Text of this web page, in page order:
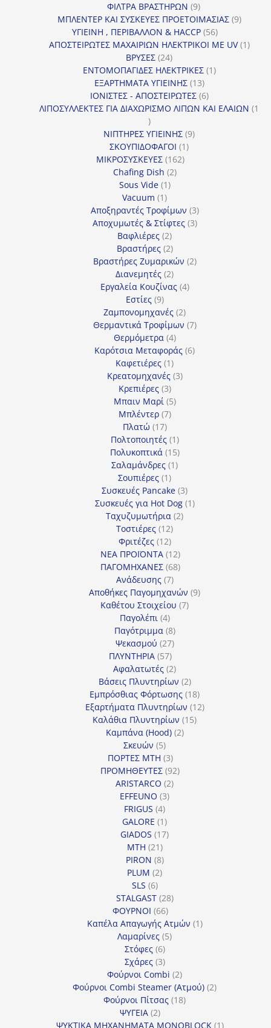
ΦΙΛΤΡΑ ΒΡΑΣΤΗΡΩΝ 99
προϊόντα
ΜΠΛΕΝΤΕΡ ΚΑΙ ΣΥΣΚΕΥΕΣ ΠΡΟΕΤΟΙΜΑΣΙΑΣ 99
ΥΓΙΕΙΝΗ , ΠΕΡΙΒΑΛΛΟΝ & HACCP 5656
προϊόντα
ΑΠΟΣΤΕΙΡΩΤΕΣ ΜΑΧΑΙΡΙΩΝ ΗΛΕΚΤΡΙΚΟΙ ΜΕ UV 11
ΒΡΥΣΕΣ 2424
προϊόντα
ΕΝΤΟΜΟΠΑΓΙΔΕΣ ΗΛΕΚΤΡΙΚΕΣ 11
ΕΞΑΡΤΗΜΑΤΑ ΥΓΙΕΙΝΗΣ 1313
προϊόντα
ΙΟΝΙΣΤΕΣ - ΑΠΟΣΤΕΙΡΩΤΕΣ 66
προϊόντα
ΛΙΠΟΣΥΛΛΕΚΤΕΣ ΓΙΑ ΔΙΑΧΩΡΙΣΜΟ ΛΙΠΩΝ ΚΑΙ ΕΛΑΙΩΝ 1
1
προϊόν
ΝΙΠΤΗΡΕΣ ΥΓΙΕΙΝΗΣ 99
ΣΚΟΥΠΙΔΟΦΑΓΟΙ 11
ΜΙΚΡΟΣΥΣΚΕΥΕΣ 162162
Chafing Dish 22
Sous Vide 11
Vacuum 11
προϊόν
Αποξηραντές Τροφίμων 33
προϊόντα
Αποχυμωτές & Στίφτες 33
Βαφλιέρες 22
προϊόντα
Βραστήρες 22
προϊόντα
Βραστήρες Ζυμαρικών 22
Διανεμητές 22
προϊόντα
Εργαλεία Κουζίνας 44
Εστίες 99
προϊόντα
Ζαμπονομηχανές 22
προϊόντα
Θερμαντικά Τροφίμων 77
Θερμόμετρα 44
προϊόντα
Καρότσια Μεταφοράς 66
Καφετιέρες 11
προϊόν
Κρεατομηχανές 33
Κρεπιέρες 33
προϊόντα
Μπαιν Μαρί 55
Μπλέντερ 77
Πλατώ 1717
προϊόντα
Πολτοποιητές 11
προϊόν
Πολυκοπτικά 1515
προϊόντα
Σαλαμάνδρες 11
Σουπιέρες 11
προϊόν
Συσκευές Pancake 33
προϊόντα
Συσκευές για Hot Dog 11
Ταχυζυμωτήρια 22
Τοστιέρες 1212
προϊόντα
Φριτέζες 1212
προϊόντα
ΝΕΑ ΠΡΟΪΟΝΤΑ 1212
προϊόντα
ΠΑΓΟΜΗΧΑΝΕΣ 6868
Ανάδευσης 77
προϊόντα
Αποθήκες Παγομηχανών 99
Καθέτου Στοιχείου 77
Παγολέπι 44
προϊόντα
Παγότριμμα 88
προϊόντα
Ψεκασμού 2727
προϊόντα
ΠΛΥΝΤΗΡΙΑ 5757
προϊόντα
Αφαλατωτές 22
προϊόντα
Βάσεις Πλυντηρίων 22
προϊόντα
Εμπρόσθιας Φόρτωσης 1818
προϊόντα
Εξαρτήματα Πλυντηρίων 1212
Καλάθια Πλυντηρίων 1515
Καμπάνα (Hood) 22
Σκευών 55
προϊόντα
ΠΟΡΤΕΣ MTH 33
προϊόντα
ΠΡΟΜΗΘΕΥΤΕΣ 9292
ARISTARCO 22
EFFEUNO 33
FRIGUS 44
προϊόντα
GALORE 11
προϊόν
GIADOS 1717
MTH 2121
προϊόντα
PIRON 88
προϊόντα
PLUM 22
SLS 66
προϊόντα
STALGAST 2828
ΦΟΥΡΝΟΙ 6666
προϊόντα
Καπέλα Απαγωγής Ατμών 11
Λαμαρίνες 55
Στόφες 66
προϊόντα
Σχάρες 33
προϊόντα
Φούρνοι Combi 22
προϊόντα
Φούρνοι Combi Steamer (Ατμού) 22
Φούρνοι Πίτσας 1818
ΨΥΓΕΙΑ 22
προϊόντα
ΨΥΚΤΙΚΑ ΜΗΧΑΝΗΜΑΤΑ MONOBLOCK 11